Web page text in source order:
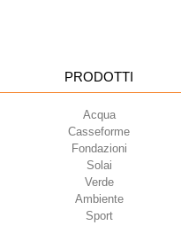
PRODOTTI
Acqua
Casseforme
Fondazioni
Solai
Verde
Ambiente
Sport